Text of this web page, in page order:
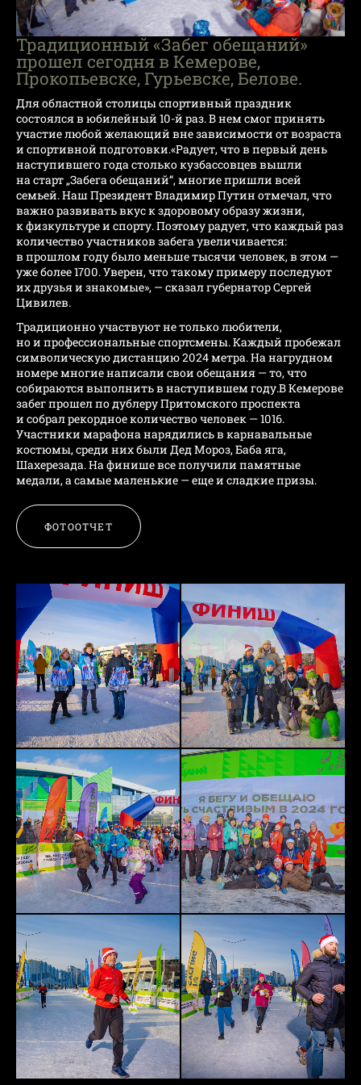
Традиционный «Забег обещаний»
прошел сегодня в Кемерове,
Прокопьевске, Гурьевске, Белове.
Для областной столицы спортивный праздник
состоялся в юбилейный 10-й раз. В нем смог принять
участие любой желающий вне зависимости от возраста
и спортивной подготовки.«Радует, что в первый день
наступившего года столько кузбассовцев вышли
на старт „Забега обещаний“, многие пришли всей
семьей. Наш Президент Владимир Путин отмечал, что
важно развивать вкус к здоровому образу жизни,
к физкультуре и спорту. Поэтому радует, что каждый раз
количество участников забега увеличивается:
в прошлом году было меньше тысячи человек, в этом —
уже более 1700. Уверен, что такому примеру последуют
их друзья и знакомые», — сказал губернатор Сергей
Цивилев.
Традиционно участвуют не только любители,
но и профессиональные спортсмены. Каждый пробежал
символическую дистанцию 2024 метра. На нагрудном
номере многие написали свои обещания — то, что
собираются выполнить в наступившем году.В Кемерове
забег прошел по дублеру Притомского проспекта
и собрал рекордное количество человек — 1016.
Участники марафона нарядились в карнавальные
костюмы, среди них были Дед Мороз, Баба яга,
Шахерезада. На финише все получили памятные
медали, а самые маленькие — еще и сладкие призы.
ФОТООТЧЕТ